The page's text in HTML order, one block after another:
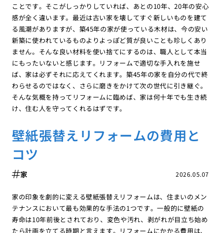
ことです。そこがしっかりしていれば、あとの10年、20年の安心
感が全く違います。最近は古い家を壊してすぐ新しいものを建て
る風潮がありますが、築45年の家が使っている木材は、今の安い
新築に使われているものよりよっぽど質が良いことも珍しくあり
ません。そんな良い材料を使い捨てにするのは、職人として本当
にもったいないと感じます。リフォームで適切な手入れを施せ
ば、家は必ずそれに応えてくれます。築45年の家を自分の代で終
わらせるのではなく、さらに磨きをかけて次の世代に引き継ぐ。
そんな気概を持ってリフォームに臨めば、家は何十年でも生き続
け、住む人を守ってくれるはずです。
壁紙張替えリフォームの費用と
コツ
2026.05.07
家
家の印象を劇的に変える壁紙張替えリフォームは、住まいのメン
テナンスにおいて最も効果的な手法の1つです。一般的に壁紙の
寿命は10年前後とされており、変色や汚れ、剥がれが目立ち始め
たら計画を立てる時期と言えます。リフォームにかかる費用は、